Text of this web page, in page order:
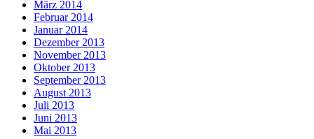
März 2014
Februar 2014
Januar 2014
Dezember 2013
November 2013
Oktober 2013
September 2013
August 2013
Juli 2013
Juni 2013
Mai 2013